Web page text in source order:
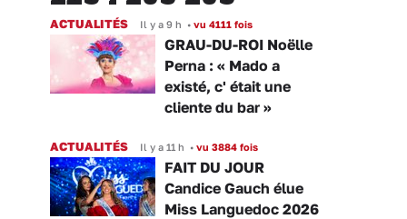
ACTUALITÉS Il y a 9 h • vu 4111 fois
GRAU-DU-ROI Noëlle
Perna : « Mado a
existé, c' était une
cliente du bar »
ACTUALITÉS Il y a 11 h • vu 3884 fois
FAIT DU JOUR
Candice Gauch élue
Miss Languedoc 2026